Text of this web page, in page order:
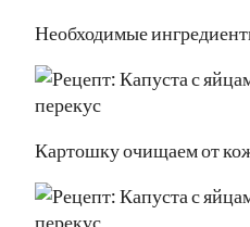
Необходимые
Картошку очищаем от